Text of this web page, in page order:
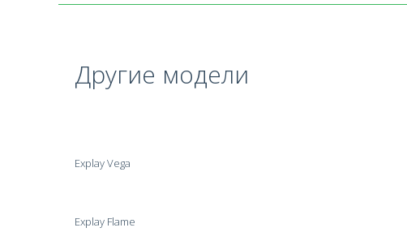
Другие модели
Explay Vega
Explay Flame